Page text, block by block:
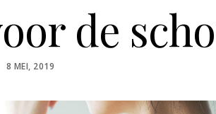
de
POSTED
8 MEI, 2019